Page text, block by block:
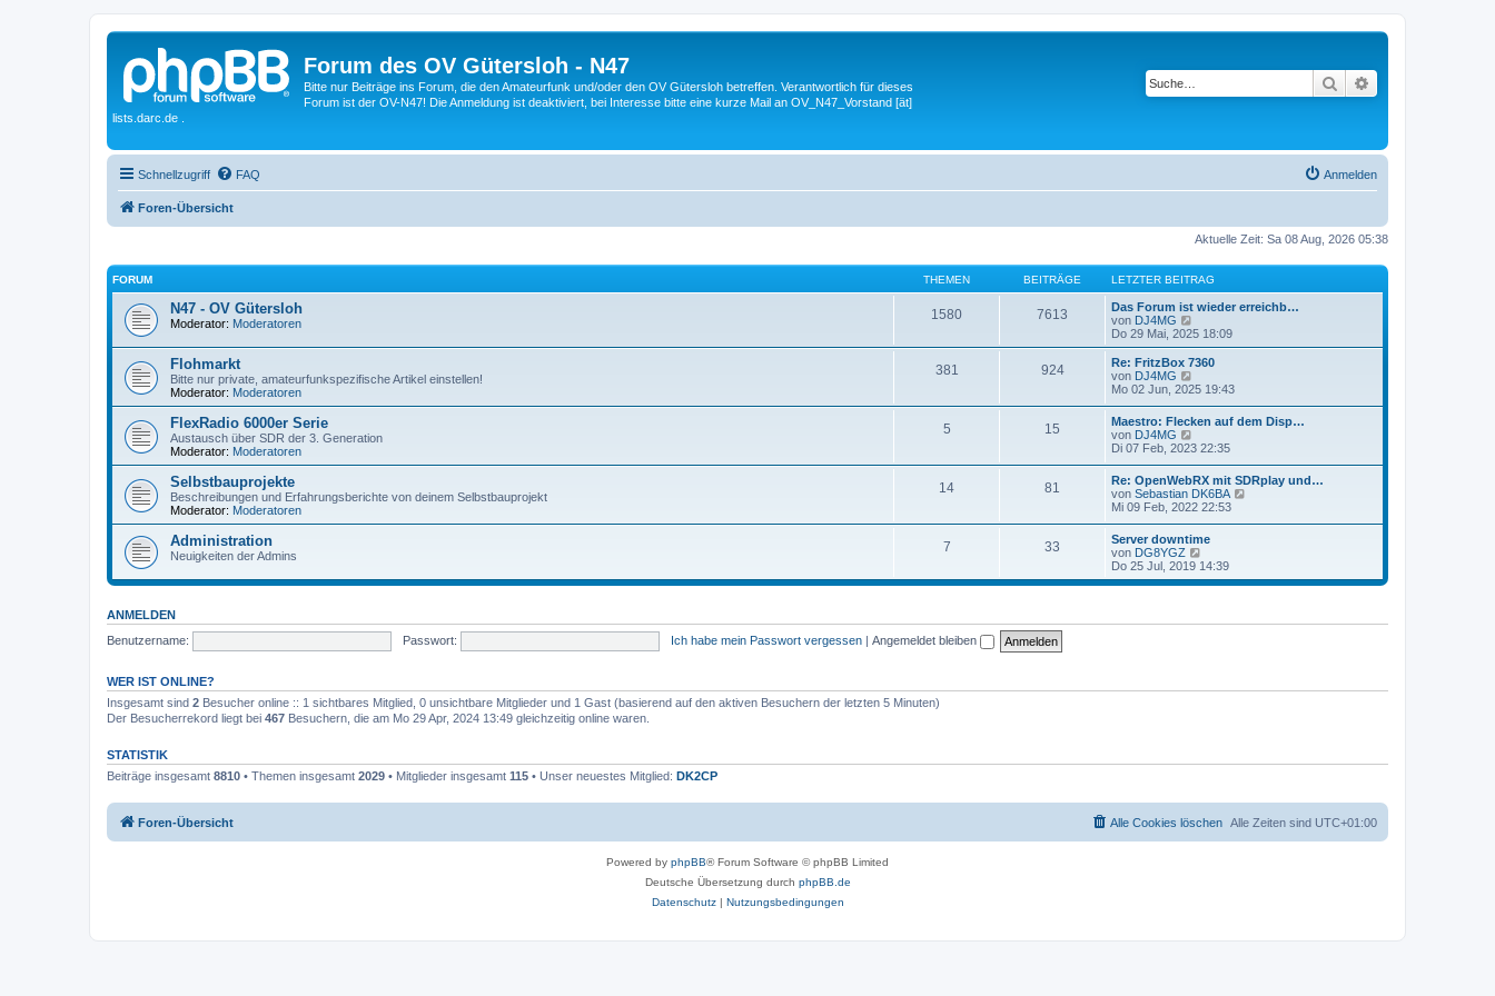
Forum des OV Gütersloh - N47
Bitte nur Beiträge ins Forum, die den Amateurfunk und/oder den OV Gütersloh betreffen. Verantwortlich für dieses
Forum ist der OV-N47! Die Anmeldung ist deaktiviert, bei Interesse bitte eine kurze Mail an OV_N47_Vorstand [ät]
lists.darc.de .
Suche
Schnellzugriff FAQ Anmelden
Foren-Übersicht
Aktuelle Zeit: Sa 08 Aug, 2026 05:38
FORUM THEMEN BEITRÄGE LETZTER BEITRAG
N47 - OV Gütersloh
Moderator: Moderatoren
1580 7613
Das Forum ist wieder erreichb…
von DJ4MG
e
u
e
t
r
B
i
t
r
a
g
Do 29 Mai, 2025 18:09
Flohmarkt
Bitte nur private, amateurfunkspezifische Artikel einstellen!
Moderator: Moderatoren
381 924
Re: FritzBox 7360
von DJ4MG
e
e
s
t
e
r
B
e
i
t
r
a
g
Mo 02 Jun, 2025 19:43
FlexRadio 6000er Serie
Austausch über SDR der 3. Generation
Moderator: Moderatoren
5 15
Maestro: Flecken auf dem Disp…
von DJ4MG
e
e
s
t
e
r
B
e
i
t
Di 07 Feb, 2023 22:35
Selbstbauprojekte
Beschreibungen und Erfahrungsberichte von deinem Selbstbauprojekt
Moderator: Moderatoren
14 81
Re: OpenWebRX mit SDRplay und…
von Sebastian DK6BA
r
i
Mi 09 Feb, 2022 22:53
Administration
Neuigkeiten der Admins
7 33
Server downtime
von DG8YGZ
e
u
Do 25 Jul, 2019 14:39
ANMELDEN
Benutzername:
Passwort: Ich habe mein Passwort vergessen | Angemeldet bleiben
WER IST ONLINE?
Insgesamt sind 2 Besucher online :: 1 sichtbares Mitglied, 0 unsichtbare Mitglieder und 1 Gast (basierend auf den aktiven Besuchern der letzten 5 Minuten)
Der Besucherrekord liegt bei 467 Besuchern, die am Mo 29 Apr, 2024 13:49 gleichzeitig online waren.
STATISTIK
Beiträge insgesamt 8810 • Themen insgesamt 2029 • Mitglieder insgesamt 115 • Unser neuestes Mitglied: DK2CP
Foren-Übersicht Alle Zeiten sind UTC+01:00
Alle Cookies löschen
Powered by phpBB® Forum Software © phpBB Limited
Deutsche Übersetzung durch phpBB.de
Datenschutz| Nutzungsbedingungen